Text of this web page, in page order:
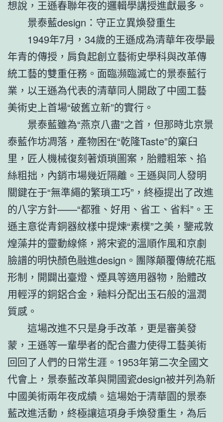
想說，王遜春聯年夜的邏輯學講授進獻最多。
景泰藍design：守正立異煥發重生
1949年7月，34歲的王遜成為清華年夜學最
年青的傳授，肩負起創立藝術史學科與改革傳
統工藝的雙重任務。面臨瀕臨滅亡的景泰藍行
業，以王遜為代表的清華同人開啟了中國工藝
美術史上首場“破舊立新”的實行。
景泰藍雖為“燕京八盡”之首，但那時北京景
泰藍作坊凋落，產物困在“乾隆Taste”的窠臼
里，匠人機械復刻著煩瑣圖案，胎體粗笨、掐
絲粗拙，內銷市場幾近隔離。王遜與同人發明
關鍵在于“無準繩的繁瑣工巧”，終極提出了改進
的八字方針——“都雅、好用、省工、省料”。王
遜主意從青銅器紋樣中提煉“素樸”之美，鑒戒敦
煌藻井的靈動線條，將宋瓷的溫順作風和京劇
臉譜的明快顏色融進design。團隊顛覆傳統花瓶
形制，開闢出臺燈、煙具等適用器物，胎體改
用輕浮的銅鋁合金，釉料分配出玉石般的溫潤
質感。
這場改進不只是身手改革，更是審美發
蒙，王遜等一輩學者的配合盡力使得工藝美術
回回了人們的日常生涯。1953年第二次全國文
代會上，景泰藍改革與開國瓷design被并列為新
中國美術兩年夜成績。這場始于清華園的景泰
藍改進活動，終極讓這項身手煥發重生，為后